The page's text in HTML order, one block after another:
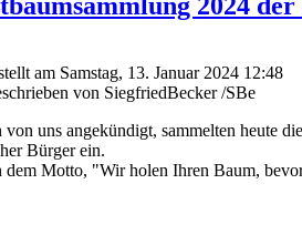
am Samstag, 13. Januar 2024 12:48
von SiegfriedBecker /SBe
von uns angekündigt, sammelten heute
Bürger ein.
dem Motto, "Wir holen Ihren Baum,